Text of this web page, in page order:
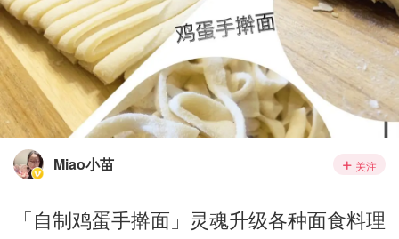
Miao小苗 关注
「自制鸡蛋手擀面」灵魂升级各种面食料理